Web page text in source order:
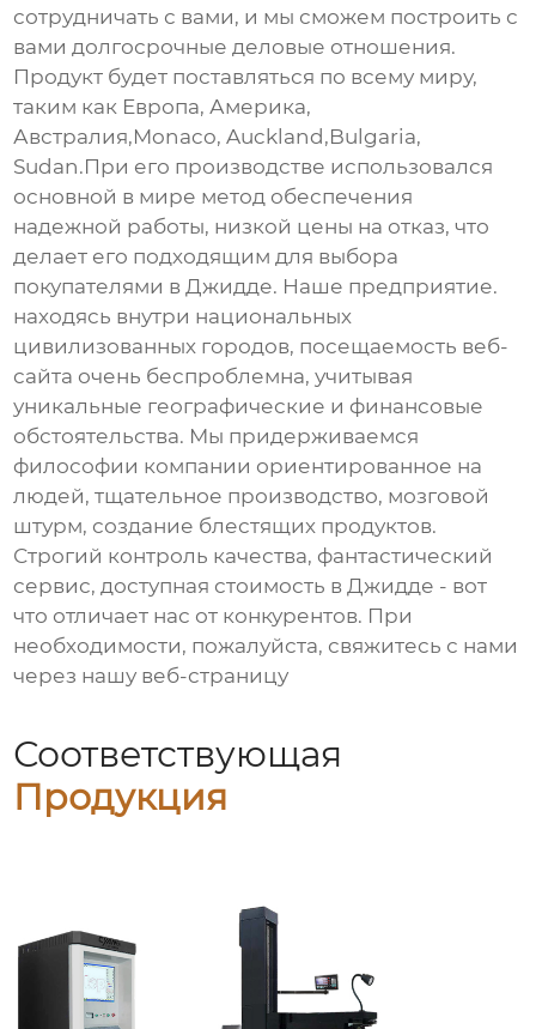
сотрудничать с вами, и мы сможем построить с
вами долгосрочные деловые отношения.
Продукт будет поставляться по всему миру,
таким как Европа, Америка,
Австралия,Monaco, Auckland,Bulgaria,
Sudan.При его производстве использовался
основной в мире метод обеспечения
надежной работы, низкой цены на отказ, что
делает его подходящим для выбора
покупателями в Джидде. Наше предприятие.
находясь внутри национальных
цивилизованных городов, посещаемость веб-
сайта очень беспроблемна, учитывая
уникальные географические и финансовые
обстоятельства. Мы придерживаемся
философии компании ориентированное на
людей, тщательное производство, мозговой
штурм, создание блестящих продуктов.
Строгий контроль качества, фантастический
сервис, доступная стоимость в Джидде - вот
что отличает нас от конкурентов. При
необходимости, пожалуйста, свяжитесь с нами
через нашу веб-страницу
Соответствующая
Продукция